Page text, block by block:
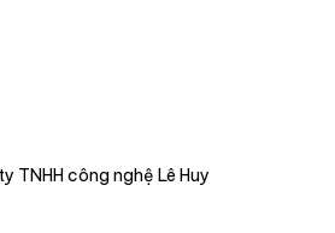
TNHH công nghệ Lê Huy